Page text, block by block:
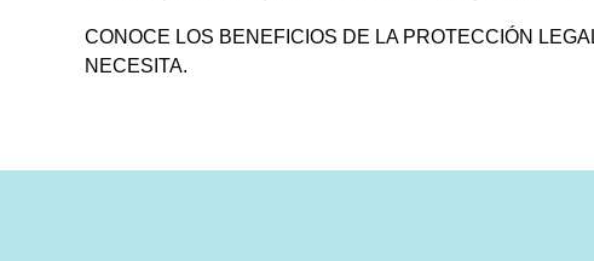
CONOCE LOS BENEFICIOS DE LA PROTECCIÓN
NECESITA.